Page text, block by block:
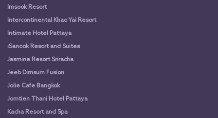
Imsook Resort
Intercontinental Khao Yai Resort
Intimate Hotel Pattaya
iSanook Resort and Suites
Jasmine Resort Sriracha
Jeeb Dimsum Fusion
Jolie Cafe Bangkok
Jomtien Thani Hotel Pattaya
Kacha Resort and Spa